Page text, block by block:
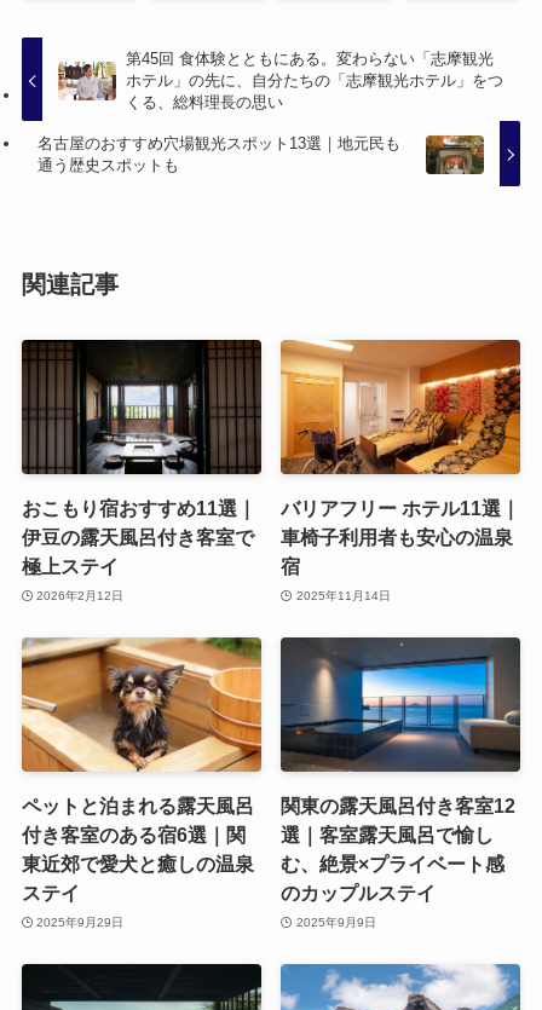
第45回 食体験とともにある。変わらない「志摩観光
ホテル」の先に、自分たちの「志摩観光ホテル」をつ
くる、総料理長の思い
名古屋のおすすめ穴場観光スポット13選｜地元民も
通う歴史スポットも
関連記事
おこもり宿おすすめ11選｜
伊豆の露天風呂付き客室で
極上ステイ
2026年2月12日
バリアフリー ホテル11選｜
車椅子利用者も安心の温泉
宿
2025年11月14日
ペットと泊まれる露天風呂
付き客室のある宿6選｜関
東近郊で愛犬と癒しの温泉
ステイ
2025年9月29日
関東の露天風呂付き客室12
選｜客室露天風呂で愉し
む、絶景×プライベート感
のカップルステイ
2025年9月9日